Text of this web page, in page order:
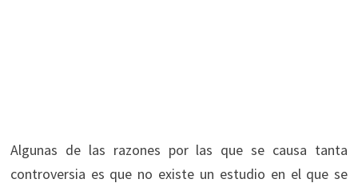
Algunas de las razones por las que se causa tanta
controversia es que no existe un estudio en el que se